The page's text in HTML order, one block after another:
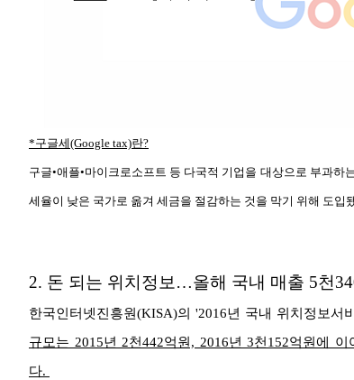
*구글세(Google tax)란?
구글•애플•마이크로소프트 등 다국적 기업을 대상으로 부과
세율이 낮은 국가로 옮겨 세금을 절감하는 것을 막기 위해 도입
2. 돈 되는 위치정보…올해 국내 매출 5천
한국인터넷진흥원(KISA)의 '2016년 국내 위치정보
규모는 2015년 2천442억원, 2016년 3천152억원에
다.